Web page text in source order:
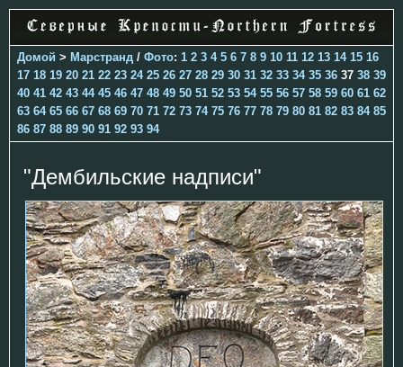
Домой > Марстранд / Фото: 1 2 3 4 5 6 7 8 9 10 11 12 13 14 15 16
17 18 19 20 21 22 23 24 25 26 27 28 29 30 31 32 33 34 35 36 37 38 39
40 41 42 43 44 45 46 47 48 49 50 51 52 53 54 55 56 57 58 59 60 61 62
63 64 65 66 67 68 69 70 71 72 73 74 75 76 77 78 79 80 81 82 83 84 85
86 87 88 89 90 91 92 93 94
"Дембильские надписи"